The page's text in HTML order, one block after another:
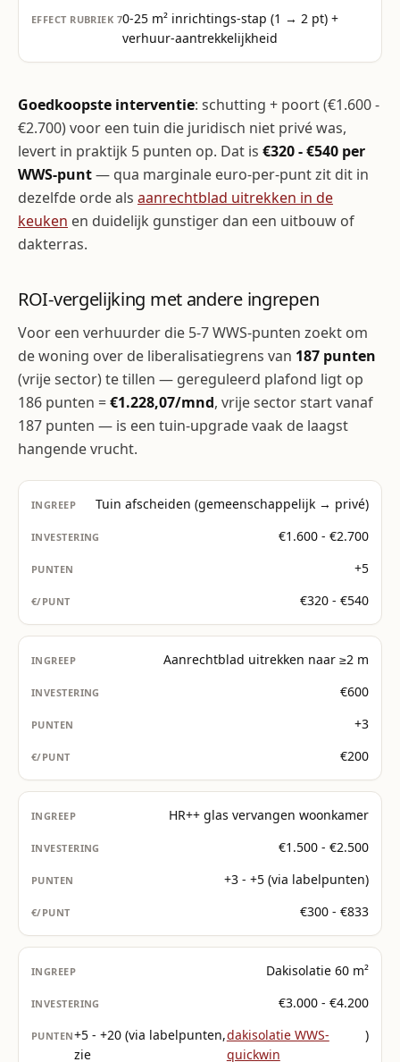
0-25 m² inrichtings-stap (1 → 2 pt) +
verhuur-aantrekkelijkheid
Goedkoopste interventie: schutting + poort (€1.600 -
€2.700) voor een tuin die juridisch niet privé was,
levert in praktijk 5 punten op. Dat is €320 - €540 per
WWS-punt— qua marginale euro-per-punt zit dit in
dezelfde orde als aanrechtblad uitrekken in de
keuken en duidelijk gunstiger dan een uitbouw of
dakterras.
ROI-vergelijking met andere ingrepen
Voor een verhuurder die 5-7 WWS-punten zoekt om
de woning over de liberalisatiegrens van 187 punten
(vrije sector) te tillen — gereguleerd plafond ligt op
186 punten =€1.228,07/mnd, vrije sector start vanaf
187 punten — is een tuin-upgrade vaak de laagst
hangende vrucht.
Tuin afscheiden (gemeenschappelijk → privé)
€1.600 - €2.700
+5
€320 - €540
Aanrechtblad uitrekken naar ≥2 m
€600
+3
€200
HR++ glas vervangen woonkamer
€1.500 - €2.500
+3 - +5 (via labelpunten)
€300 - €833
Dakisolatie 60 m²
€3.000 - €4.200
+5 - +20 (via labelpunten,
zie
dakisolatie WWS-
quickwin
)